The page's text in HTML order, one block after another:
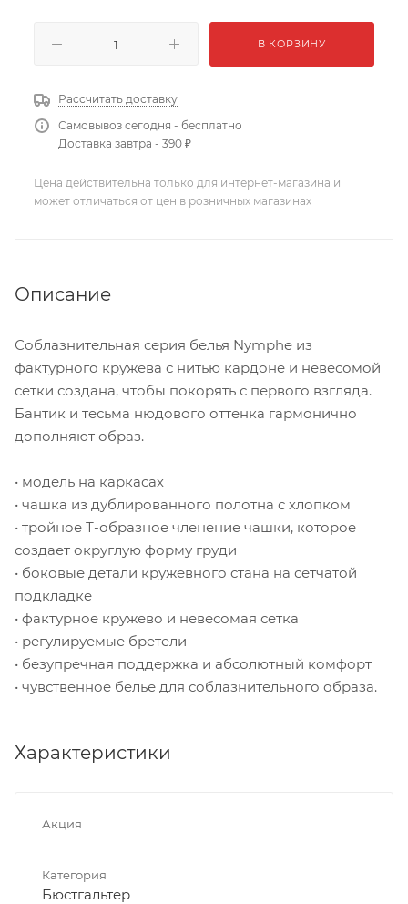
В КОРЗИНУ
Рассчитать доставку
Самовывоз сегодня - бесплатно
Доставка завтра - 390 ₽
Цена действительна только для интернет-магазина и
может отличаться от цен в розничных магазинах
Описание
Соблазнительная серия белья Nymphe из
фактурного кружева с нитью кардоне и невесомой
сетки создана, чтобы покорять с первого взгляда.
Бантик и тесьма нюдового оттенка гармонично
дополняют образ.
• модель на каркасах
• чашка из дублированного полотна с хлопком
• тройное Т-образное членение чашки, которое
создает округлую форму груди
• боковые детали кружевного стана на сетчатой
подкладке
• фактурное кружево и невесомая сетка
• регулируемые бретели
• безупречная поддержка и абсолютный комфорт
• чувственное белье для соблазнительного образа.
Характеристики
Акция
Категория
Бюстгальтер